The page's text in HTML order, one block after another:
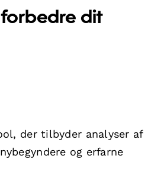
dit
der tilbyder analyser af
og erfarne